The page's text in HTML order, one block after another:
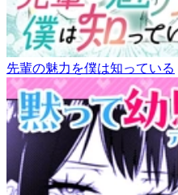
先輩の魅力を僕は知っている